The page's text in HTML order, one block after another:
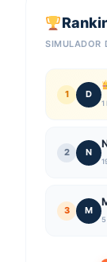
SIMULADOR
1 D
1
2 N
3 M
5